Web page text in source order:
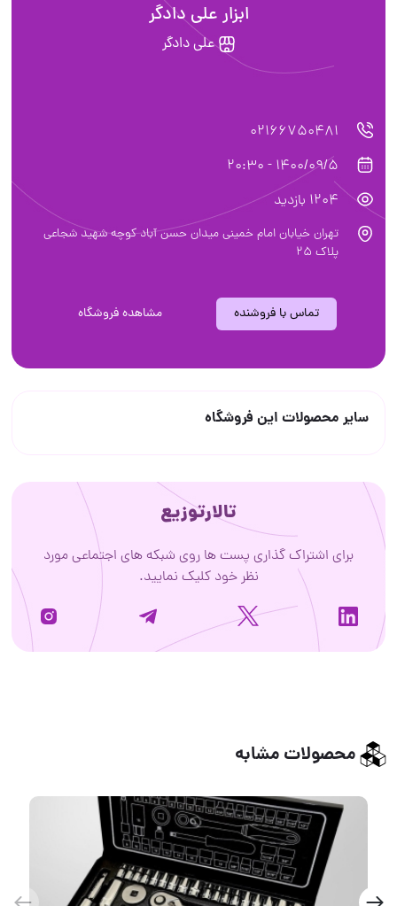
ابزار علی دادگر
علی دادگر
02166750481
1400/09/5 - 20:30
1204 بازدید
تهران خیابان امام خمینی میدان حسن آباد کوچه شهید شجاعی
پلاک ۲۵
تماس با فروشنده مشاهده فروشگاه
سایر محصولات این فروشگاه
تالارتوزیع
برای اشتراک گذاری پست ها روی شبکه های اجتماعی مورد
نظر خود کلیک نمایید.
محصولات مشابه